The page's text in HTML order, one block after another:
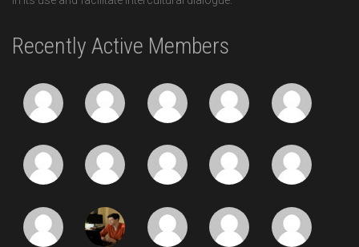
Recently Active Members